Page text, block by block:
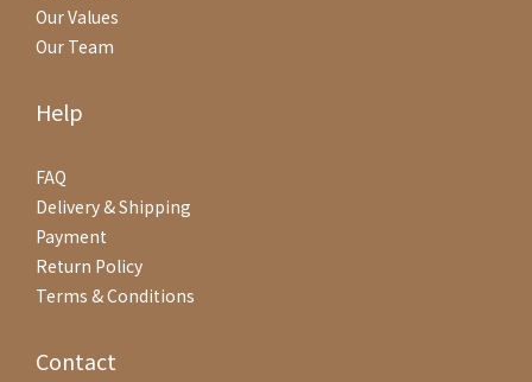
Our Values
Our Team
Help
FAQ
Delivery & Shipping
Payment
Return Policy
Terms & Conditions
Contact